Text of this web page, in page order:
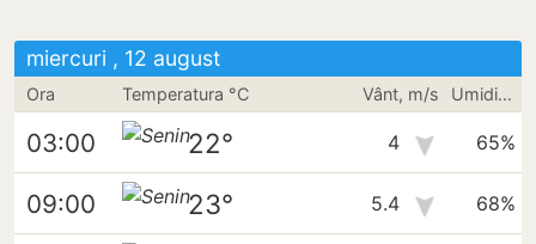
miercuri , 12 august
Ora Temperatura °C Vânt, m/s Umiditate
03:00 22° 4 65%
09:00 23° 5.4 68%